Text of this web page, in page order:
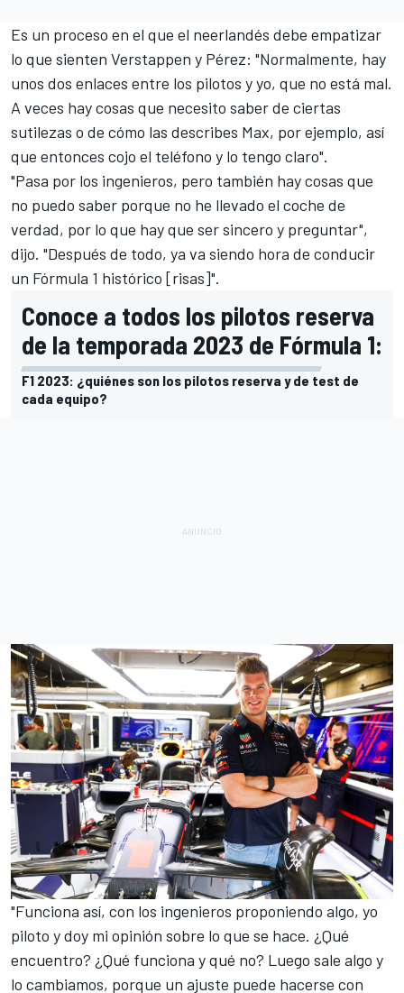
Es un proceso en el que el neerlandés debe empatizar
lo que sienten Verstappen y Pérez: "Normalmente, hay
unos dos enlaces entre los pilotos y yo, que no está mal.
A veces hay cosas que necesito saber de ciertas
sutilezas o de cómo las describes Max, por ejemplo, así
que entonces cojo el teléfono y lo tengo claro".
"Pasa por los ingenieros, pero también hay cosas que
no puedo saber porque no he llevado el coche de
verdad, por lo que hay que ser sincero y preguntar",
dijo. "Después de todo, ya va siendo hora de conducir
un Fórmula 1 histórico [risas]".
Conoce a todos los pilotos reserva
de la temporada 2023 de Fórmula 1:
F1 2023: ¿quiénes son los pilotos reserva y de test de
cada equipo?
"Funciona así, con los ingenieros proponiendo algo, yo
piloto y doy mi opinión sobre lo que se hace. ¿Qué
encuentro? ¿Qué funciona y qué no? Luego sale algo y
lo cambiamos, porque un ajuste puede hacerse con